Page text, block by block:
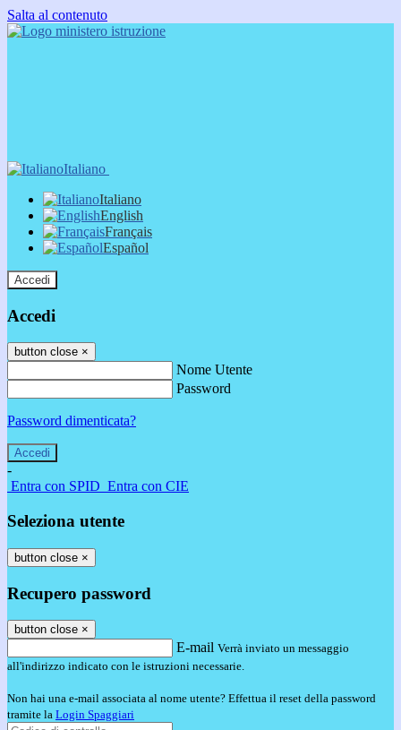
Salta al contenuto
Italiano
Italiano
English
Français
Español
Accedi
Accedi
button close ×
Nome Utente
Password
Password dimenticata?
-
Entra con SPID Entra con CIE
Seleziona utente
button close ×
Recupero password
button close ×
E-mail Verrà inviato un messaggio
all'indirizzo indicato con le istruzioni necessarie.
Non hai una e-mail associata al nome utente? Effettua il reset della password
tramite la Login Spaggiari